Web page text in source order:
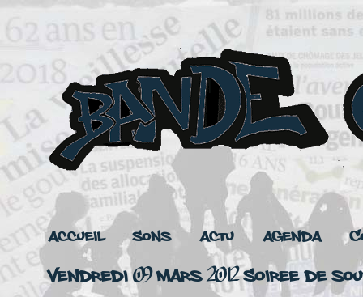
Accueil Sons Actu Agenda
Vendredi 09 mars 2012 Soiree de